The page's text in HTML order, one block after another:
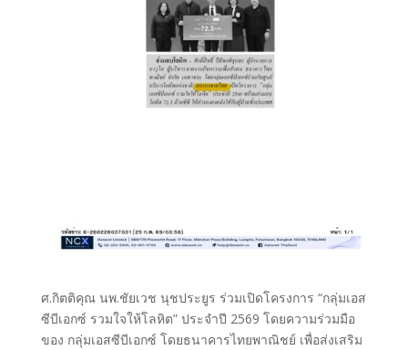
ศ.กิตติคุณ นพ.ชัยเวช นุชประยูร ร่วมเปิดโครงการ “กลุ่มเอส
ซีบีเอกซ์ รวมใจให้โลหิต” ประจำปี 2569 โดยความร่วมมือ
ของ กลุ่มเอสซีบีเอกซ์ โดยธนาคารไทยพาณิชย์ เพื่อส่งเสริม